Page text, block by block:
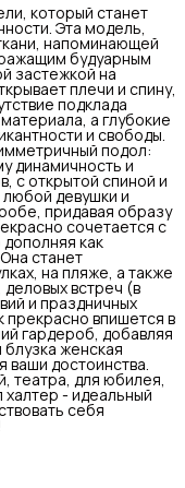
который станет
Эта модель,
напоминающей
будуарным
застежкой на
плечи и спину,
подклада
а глубокие
и свободы.
подол:
динамичность и
с открытой спиной и
девушки и
придавая образу
сочетается с
как
станет
на пляже, а также
встреч (в
и праздничных
впишется в
гардероб, добавляя
женская
ваши достоинства.
театра, для юбилея,
- идеальный
себя